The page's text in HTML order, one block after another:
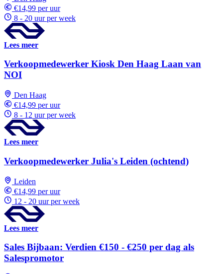
€14,99 per uur
8 - 20 uur per week
Lees meer
Verkoopmedewerker Kiosk Den Haag Laan van
NOI
Den Haag
€14,99 per uur
8 - 12 uur per week
Lees meer
Verkoopmedewerker Julia's Leiden (ochtend)
Leiden
€14,99 per uur
12 - 20 uur per week
Lees meer
Sales Bijbaan: Verdien €150 - €250 per dag als
Salespromotor